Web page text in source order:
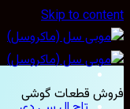
Skip to
قطعات گوشی